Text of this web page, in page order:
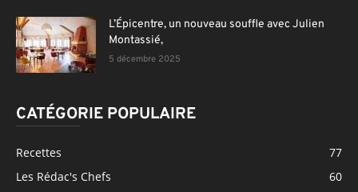
L’Épicentre, un nouveau souffle avec Julien
Montassié,
5 décembre 2025
CATÉGORIE POPULAIRE
Recettes
77
Les Rédac's Chefs
60